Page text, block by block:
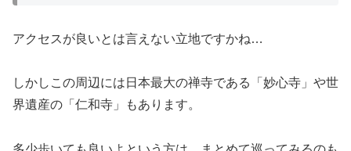
アクセスが良いとは言えない立地ですかね…
しかしこの周辺には日本最大の禅寺である「妙心寺」や世
界遺産の「仁和寺」もあります。